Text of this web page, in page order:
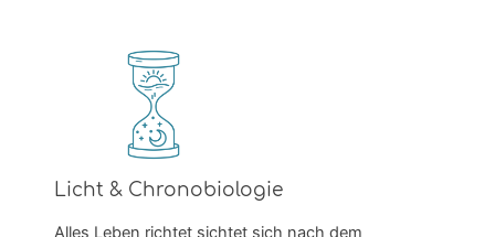
Licht & Chronobiologie
Alles Leben richtet sichtet sich nach dem